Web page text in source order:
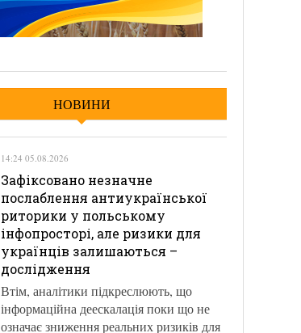
НОВИНИ
14:24 05.08.2026
Зафіксовано незначне
послаблення антиукраїнської
риторики у польському
інфопросторі, але ризики для
українців залишаються –
дослідження
Втім, аналітики підкреслюють, що
інформаційна деескалація поки що не
означає зниження реальних ризиків для